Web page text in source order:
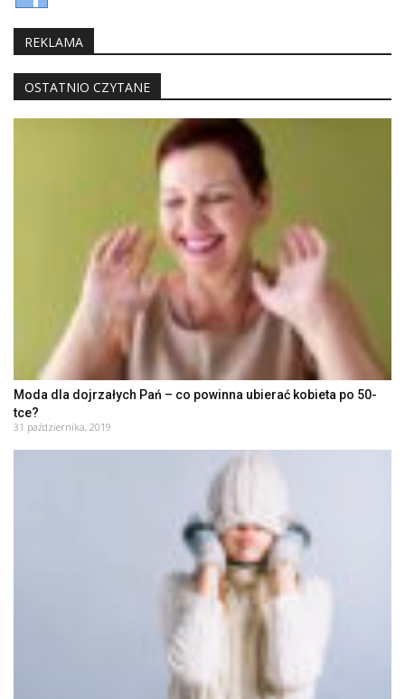
REKLAMA
OSTATNIO CZYTANE
Moda dla dojrzałych Pań – co powinna ubierać kobieta po 50-
tce?
31 października, 2019